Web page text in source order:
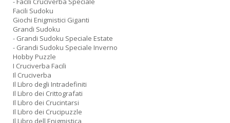
Facili Sudoku
Giochi Enigmistici Giganti
Grandi Sudoku
- Grandi Sudoku Speciale Estate
- Grandi Sudoku Speciale Inverno
Hobby Puzzle
I Cruciverba Facili
Il Cruciverba
Il Libro degli Intradefiniti
Il Libro dei Crittografati
Il Libro dei Crucintarsi
Il Libro dei Crucipuzzle
Il Libro dell Enigmistica